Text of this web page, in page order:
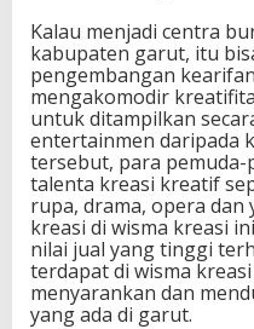
Kalau menjadi centra
kabupaten garut, itu
pengembangan
mengakomodir
untuk ditampilkan
entertainmen daripada
tersebut, para pemuda-
talenta kreasi kreatif
rupa, drama, opera
kreasi di wisma kreasi
nilai jual yang tinggi
terdapat di wisma
menyarankan dan
yang ada di garut.